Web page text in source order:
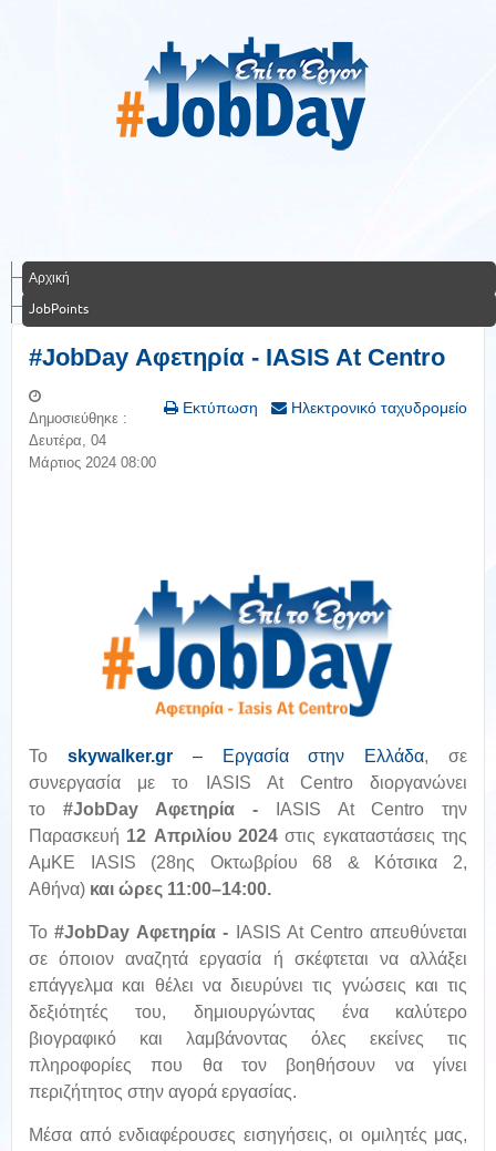
Αρχική
JobPoints
#JobDay Αφετηρία - IASIS At Centro
Εκτύπωση Ηλεκτρονικό ταχυδρομείο
Δημοσιεύθηκε :
Δευτέρα, 04
Μάρτιος 2024 08:00
To skywalker.gr– Εργασία στην Ελλάδα,σε
συνεργασία με το IASIS At Centro διοργανώνει
το #JobDay Αφετηρία -
IASIS At Centro την
Παρασκευή 12 Απριλίου 2024 στις εγκαταστάσεις της
ΑμΚΕ IASIS (28ης Οκτωβρίου 68 & Κότσικα 2,
Αθήνα) και ώρες 11:00–14:00.
Το#JobDay Αφετηρία -
IASIS At Centro απευθύνεται
σε όποιον αναζητά εργασία ή σκέφτεται να αλλάξει
επάγγελμα και θέλει να διευρύνει τις γνώσεις και τις
δεξιότητές του, δημιουργώντας ένα καλύτερο
βιογραφικό και λαμβάνοντας όλες εκείνες τις
πληροφορίες που θα τον βοηθήσουν να γίνει
περιζήτητος στην αγορά εργασίας.
Μέσα από ενδιαφέρουσες εισηγήσεις, οι ομιλητές μας,